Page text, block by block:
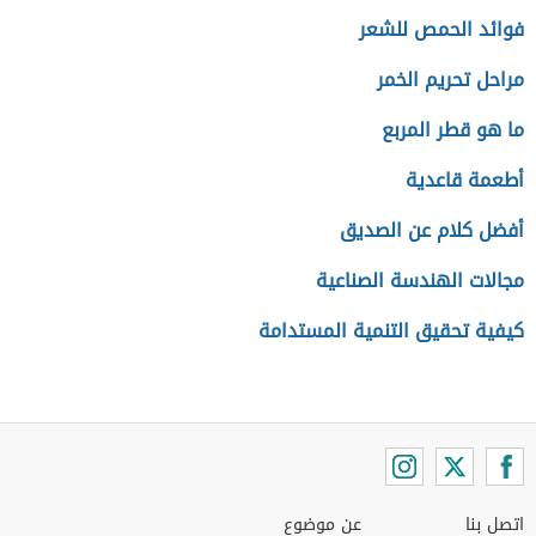
فوائد الحمص للشعر
مراحل تحريم الخمر
ما هو قطر المربع
أطعمة قاعدية
أفضل كلام عن الصديق
مجالات الهندسة الصناعية
كيفية تحقيق التنمية المستدامة
اتصل بنا عن موضوع